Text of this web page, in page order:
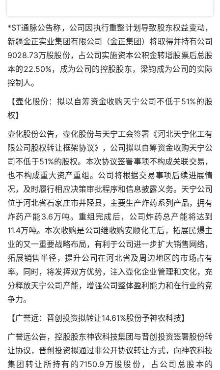
*ST通脉公告称，公司因执行重整计划导致股东权益变动，
新疆金正实业集团有限公司（金正集团）将取得并持有公司
9028.73万股股份，占公司实施资本公积金转增股票后总股
本的22.50%，成为公司的控股股东，梁钧成为公司的实际
控制人。
【壶化股份：拟以自筹资金收购天宁公司不低于51%的股
权】
壶化股份公告，壶化股份与天宁工会签署《河北天宁化工有
限公司股权转让框架协议》，公司拟以自筹资金收购天宁公
司不低于51%的股权。本次协议签署事项不构成关联交易，
也不构成重大资产重组。公司将根据交易事项后续进展情
况，及时履行相应决策审批程序和信息披露义务。天宁公司
位于河北省石家庄市井陉县，主要生产炸药系列产品，拥有
炸药产能3.6万吨。重组完成后，公司炸药总产能将达到
11.4万吨。本次收购是公司继收购安顺化工后，拓展民爆主
业的又一重要战略布局，有利于公司进一步扩大销售网络，
拓展销售半径，提升公司在河北省及周边地区的市场占有
率。同时，将发挥双方优势，注入壶化企业管理和文化，充
分释放天宁公司产能，增强公司整体盈利能力和在行业的竞
争力。
【广誉远：晋创投资拟转让14.61%股份予神农科技】
广誉远公告，控股股东神农科技集团与晋创投资签署股份转
让协议，晋创投资拟通过非公开协议转让方式，向神农科技
集团转让所持有的7150.9万股股份，占公司总股本的